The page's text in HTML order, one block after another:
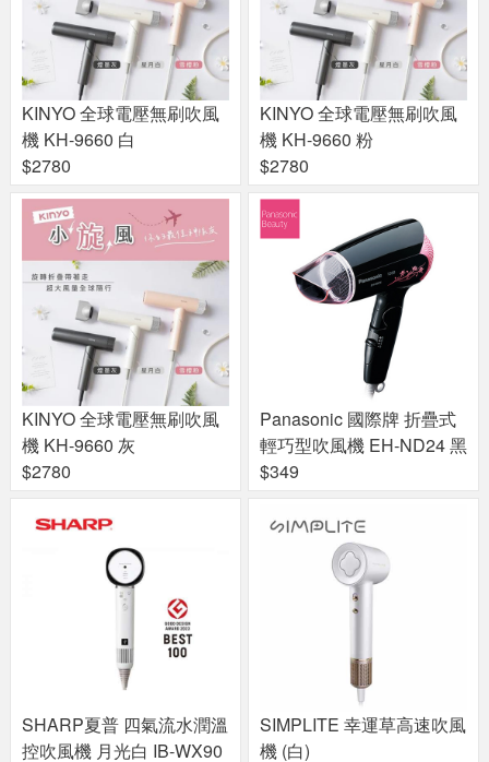
KINYO 全球電壓無刷吹風
機 KH-9660 白
$2780
KINYO 全球電壓無刷吹風
機 KH-9660 粉
$2780
KINYO 全球電壓無刷吹風
機 KH-9660 灰
$2780
Panasonic 國際牌 折疊式
輕巧型吹風機 EH-ND24 黑
$349
SHARP夏普 四氣流水潤溫
控吹風機 月光白 IB-WX90
SIMPLITE 幸運草高速吹風
機 (白)